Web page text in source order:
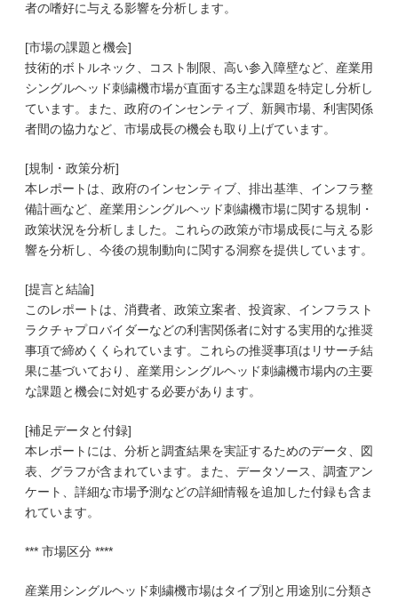
者の嗜好に与える影響を分析します。
[市場の課題と機会]
技術的ボトルネック、コスト制限、高い参入障壁など、産業用
シングルヘッド刺繍機市場が直面する主な課題を特定し分析し
ています。また、政府のインセンティブ、新興市場、利害関係
者間の協力など、市場成長の機会も取り上げています。
[規制・政策分析]
本レポートは、政府のインセンティブ、排出基準、インフラ整
備計画など、産業用シングルヘッド刺繍機市場に関する規制・
政策状況を分析しました。これらの政策が市場成長に与える影
響を分析し、今後の規制動向に関する洞察を提供しています。
[提言と結論]
このレポートは、消費者、政策立案者、投資家、インフラスト
ラクチャプロバイダーなどの利害関係者に対する実用的な推奨
事項で締めくくられています。これらの推奨事項はリサーチ結
果に基づいており、産業用シングルヘッド刺繍機市場内の主要
な課題と機会に対処する必要があります。
[補足データと付録]
本レポートには、分析と調査結果を実証するためのデータ、図
表、グラフが含まれています。また、データソース、調査アン
ケート、詳細な市場予測などの詳細情報を追加した付録も含ま
れています。
*** 市場区分 ****
産業用シングルヘッド刺繍機市場はタイプ別と用途別に分類さ